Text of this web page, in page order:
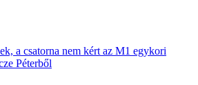
a csatorna nem kért az M1 egykori
Péterből